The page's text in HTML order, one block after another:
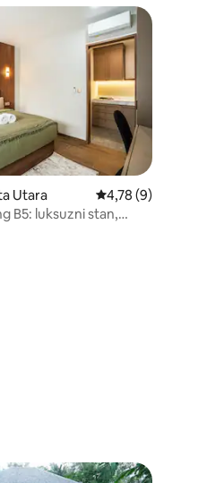
32
Utara Prosječna ocjena:
4,78 (9)
B5: luksuzni stan,